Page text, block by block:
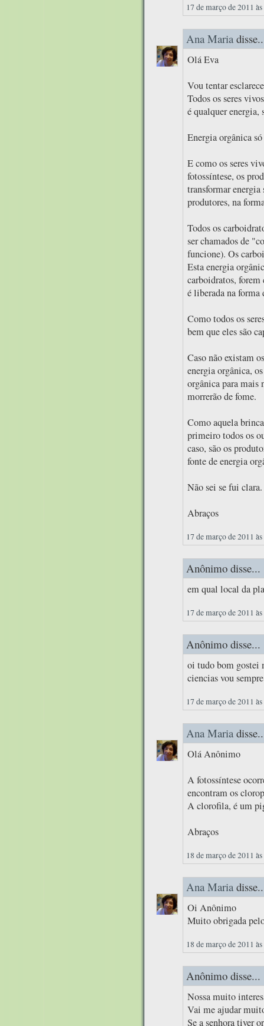
17 de março de 2011
Ana Maria
Olá Eva
Vou tentar
Todos os seres
é qualquer energia,
Energia orgânica
E como os seres
fotossíntese, os
transformar energia
produtores, na
Todos os
ser chamados de
funcione). Os
Esta energia
carboidratos,
é liberada na
Como todos os
bem que eles são
Caso não existam
energia orgânica,
orgânica para mais
morrerão de fome.
Como aquela
primeiro todos os
caso, são os
fonte de energia
Não sei se fui
Abraços
17 de março de 2011
Anônimo disse...
em qual local da
17 de março de 2011
Anônimo disse...
oi tudo bom gostei
ciencias vou
17 de março de 2011
Ana Maria
Olá Anônimo
A fotossíntese
encontram os
A clorofila, é um
Abraços
18 de março de 2011
Ana Maria
Oi Anônimo
Muito obrigada
18 de março de 2011
Anônimo disse...
Nossa muito
Vai me ajudar
Se a senhora tiver